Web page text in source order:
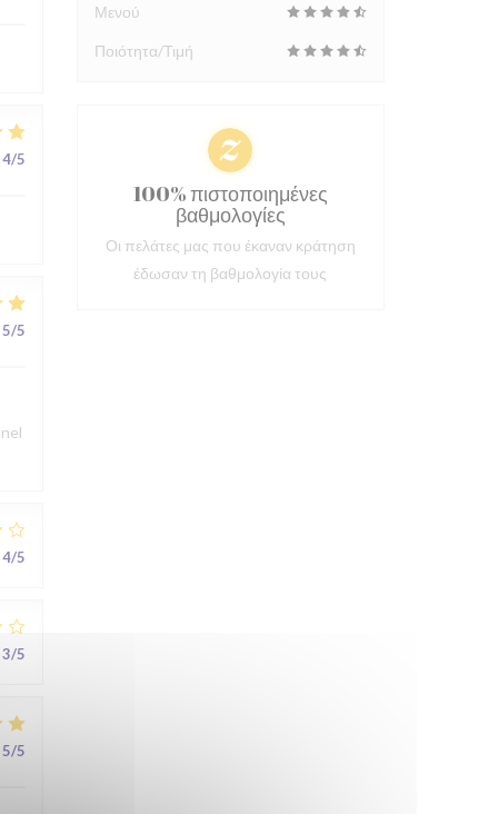
4/5
5/5
4/5
3/5
5/5
Μενού
Ποιότητα/Τιμή
100% πιστοποιημένες
βαθμολογίες
Οι πελάτες μας που έκαναν κράτηση
έδωσαν τη βαθμολογία τους